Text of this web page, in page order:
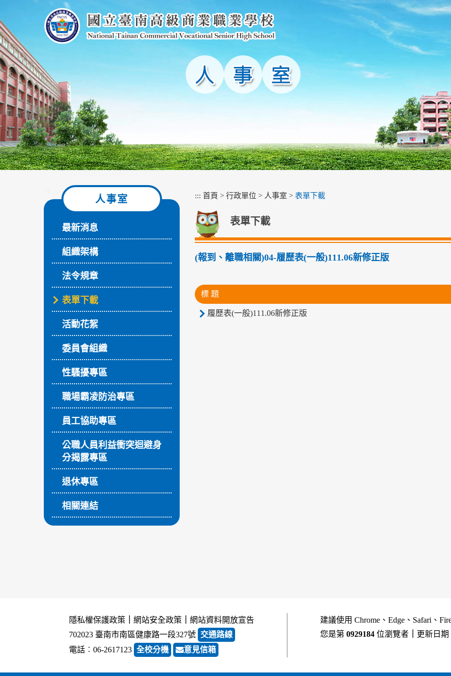
主
要
內
容
區
塊
:::
人事室
最新消息
組織架構
法令規章
表單下載
活動花絮
委員會組織
性騷擾專區
職場霸凌防治專區
員工協助專區
公職人員利益衝突迴避身
分揭露專區
退休專區
相關連結
::: 首頁 > 行政單位 > 人事室 > 表單下載
表單下載
(報到、離職相關)04-履歷表(一般)111.06新修正版
標 題
履歷表(一般)111.06新修正版
隱私權保護政策 網站安全政策
網站資料開放宣告
702023 臺南市南區健康路一段327號 交通路線
電話︰06-2617123 全校分機 意見信箱
建議使用 Chrome、Edge、Safari、
您是第 0929184 位瀏覽者 更新日期